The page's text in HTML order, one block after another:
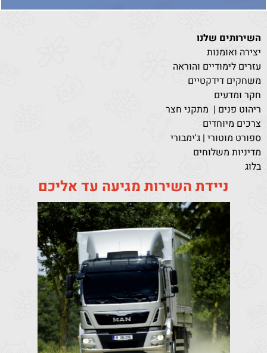
השירותים שלנו
יצירה ואומנות
עזרים לימודיים והוראה
משחקים דידקטיים
חקר ומדעים
ריהוט פנים | מתקני חצר
צרכים מיוחדים
ספורט מוטורי | ג'ימבורי
מדיניות משלוחים
בלוג
ניידת השירות מגיעה עד אליכם